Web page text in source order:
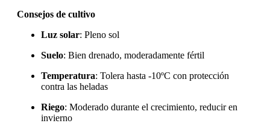
Consejos de cultivo
Luz solar: Pleno sol
Suelo: Bien drenado, moderadamente fértil
Temperatura: Tolera hasta -10ºC con protección
contra las heladas
Riego: Moderado durante el crecimiento, reducir en
invierno